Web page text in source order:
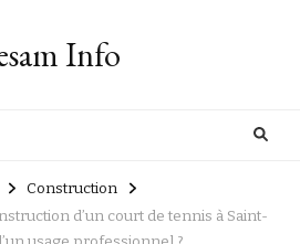
Info
Construction
d’un court de tennis à Saint-